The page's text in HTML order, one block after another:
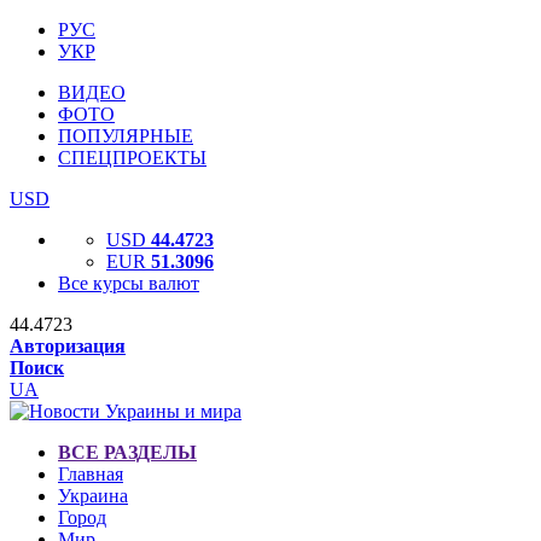
РУС
УКР
ВИДЕО
ФОТО
ПОПУЛЯРНЫЕ
СПЕЦПРОЕКТЫ
USD
USD 44.4723
EUR 51.3096
Все курсы валют
44.4723
Авторизация
Поиск
UA
ВСЕ РАЗДЕЛЫ
Главная
Украина
Город